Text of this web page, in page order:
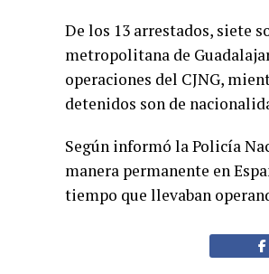
De los 13 arrestados, siete
metropolitana de
operaciones del CJNG,
detenidos son de
Según informó la Policía
manera permanente en
tiempo que llevaban